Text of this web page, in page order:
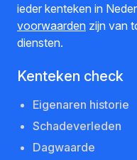
ieder kenteken in
voorwaarden zijn van
diensten.
Kenteken check
Eigenaren historie
Schadeverleden
Dagwaarde